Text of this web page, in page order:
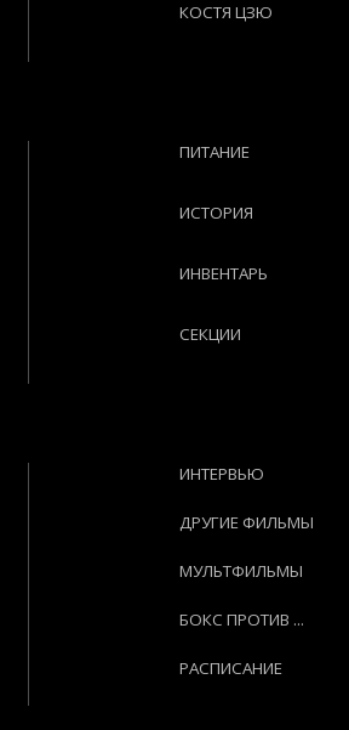
КОСТЯ ЦЗЮ
ПИТАНИЕ
ИСТОРИЯ
ИНВЕНТАРЬ
СЕКЦИИ
ИНТЕРВЬЮ
ДРУГИЕ ФИЛЬМЫ
МУЛЬТФИЛЬМЫ
БОКС ПРОТИВ ...
РАСПИСАНИЕ